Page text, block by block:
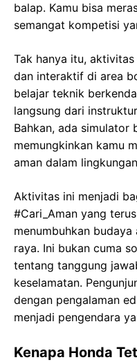
balap. Kamu bisa
semangat kompetisi
Tak hanya itu, aktivitas
dan interaktif di area
belajar teknik
langsung dari
Bahkan, ada simulator
memungkinkan kamu
aman dalam
Aktivitas ini menjadi
#Cari_Aman yang
menumbuhkan
raya. Ini bukan cuma
tentang tanggung
keselamatan.
dengan pengalaman
menjadi pengendara
Kenapa Honda